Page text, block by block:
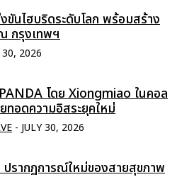
ขันไฮบริดระดับโลก พร้อมสร้าง
กรุงเทพฯ
30, 2026
โดย Xiongmiao ในคอล
ทอดความอิสระยุคใหม่
- JULY 30, 2026
รากฏการณ์ใหม่ของสายสุขภาพ